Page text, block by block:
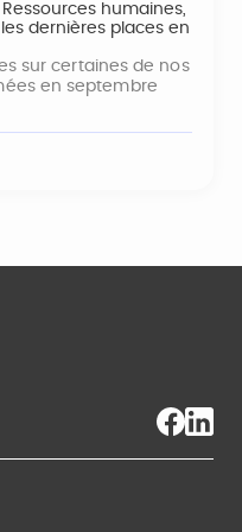
humaines,
dernières places en
sur certaines de nos
en septembre